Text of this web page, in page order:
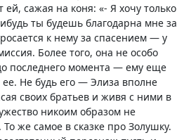
ей, сажая на коня: «- Я хочу только
ты будешь благодарна мне за
к нему за спасением — у
Более того, она не особо
последнего момента — ему еще
ее. Не будь его — Элиза вполне
своих братьев и живя с ними в
никоим образом не
же самое в сказке про Золушку.